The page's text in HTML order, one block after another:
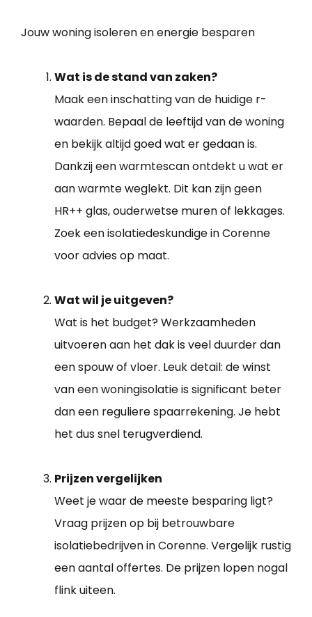
Jouw woning isoleren en energie besparen
Wat is de stand van zaken?
Maak een inschatting van de huidige r-
waarden. Bepaal de leeftijd van de woning
en bekijk altijd goed wat er gedaan is.
Dankzij een warmtescan ontdekt u wat er
aan warmte weglekt. Dit kan zijn geen
HR++ glas, ouderwetse muren of lekkages.
Zoek een isolatiedeskundige in Corenne
voor advies op maat.
Wat wil je uitgeven?
Wat is het budget? Werkzaamheden
uitvoeren aan het dak is veel duurder dan
een spouw of vloer. Leuk detail: de winst
van een woningisolatie is significant beter
dan een reguliere spaarrekening. Je hebt
het dus snel terugverdiend.
Prijzen vergelijken
Weet je waar de meeste besparing ligt?
Vraag prijzen op bij betrouwbare
isolatiebedrijven in Corenne. Vergelijk rustig
een aantal offertes. De prijzen lopen nogal
flink uiteen.